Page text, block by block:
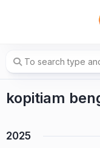
kopitiam
2025